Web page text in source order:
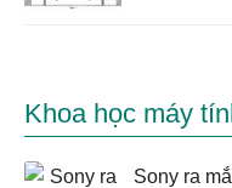
Khoa học máy
Sony ra